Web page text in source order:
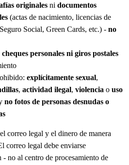
originales ni documentos
(actas de nacimiento, licencias de
Social, Green Cards, etc.) - no
personales ni giros postales
explícitamente sexual,
, actividad ilegal, violencia o uso
no fotos de personas desnudas o
correo legal y el dinero de manera
correo legal debe enviarse
- no al centro de procesamiento de